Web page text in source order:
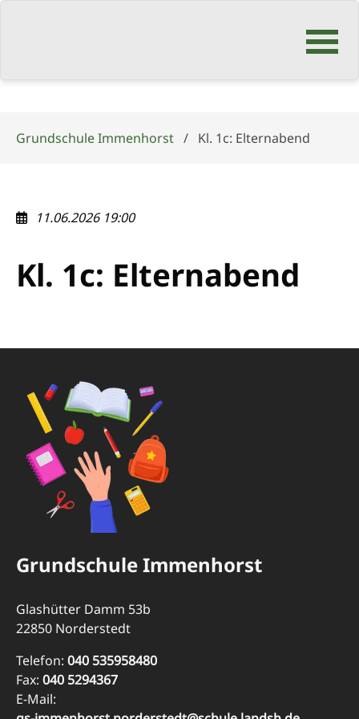
Navigation
Grundschule Immenhorst Kl. 1c: Elternabend
11.06.2026 19:00
Kl. 1c: Elternabend
Grundschule Immenhorst
Glashütter Damm 53b
22850 Norderstedt
Telefon: 040 535958480
Fax: 040 5294367
E-Mail: